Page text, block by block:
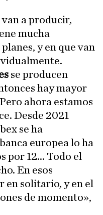
van a producir,
mucha
y en que van
se producen
hay mayor
ahora estamos
Desde 2021
se ha
europea lo ha
por 12... Todo el
En esos
en solitario, y en el
de momento»,